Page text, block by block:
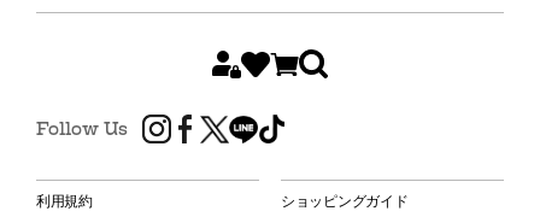
Follow Us
利用規約 ショッピングガイド